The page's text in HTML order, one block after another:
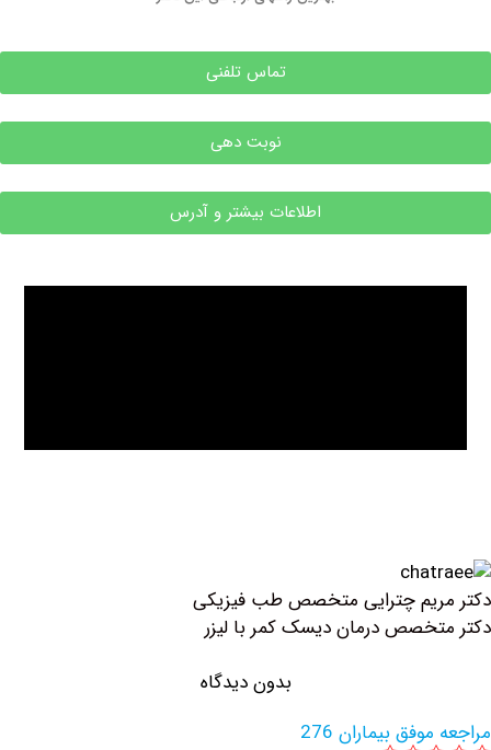
تماس تلفنی
نوبت دهی
اطلاعات بیشتر و آدرس
چترایی متخصص طب فیزیکی
درمان دیسک کمر با لیزر
بدون دیدگاه
بیماران 276